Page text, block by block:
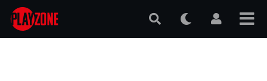
Přejít
hlavnímu